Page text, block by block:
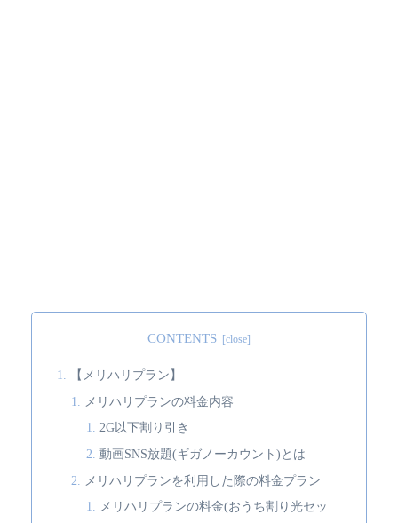
CONTENTS
【メリハリプラン】
メリハリプランの料金内容
2G以下割り引き
動画SNS放題(ギガノーカウント)とは
メリハリプランを利用した際の料金プラン
メリハリプランの料金(おうち割り光セッ